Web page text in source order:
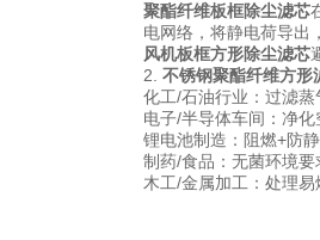
聚酯纤维板框除尘滤芯
电网络，将静电荷导出
风机板框方形除尘滤芯
2. 不锈钢聚酯纤维方形
化工/石油行业：过滤
电子/半导体车间：净
锂电池制造：阻燃+防
制药/食品：无菌环境
木工/金属加工：处理